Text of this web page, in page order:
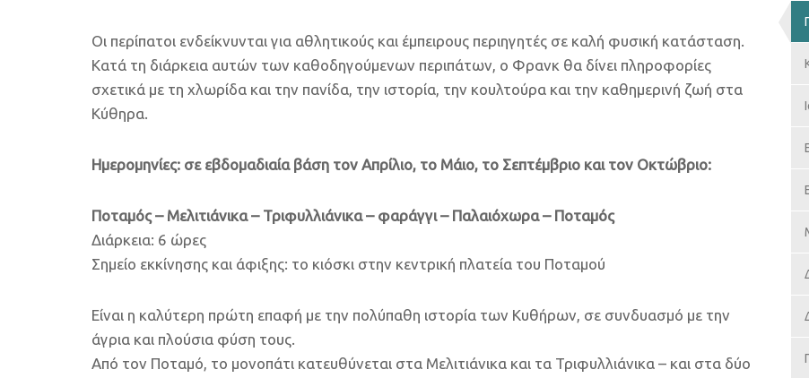
Οι περίπατοι ενδείκνυνται για αθλητικούς και έμπειρους περιηγητές σε καλή φυσική κατάσταση.
Κατά τη διάρκεια αυτών των καθοδηγούμενων περιπάτων, ο Φρανκ θα δίνει πληροφορίες
σχετικά με τη χλωρίδα και την πανίδα, την ιστορία, την κουλτούρα και την καθημερινή ζωή στα
Κύθηρα.
Ημερομηνίες: σε εβδομαδιαία βάση τον Απρίλιο, το Μάιο, το Σεπτέμβριο και τον Οκτώβριο:
Ποταμός – Μελιτιάνικα – Τριφυλλιάνικα – φαράγγι – Παλαιόχωρα – Ποταμός
Διάρκεια: 6 ώρες
Σημείο εκκίνησης και άφιξης: το κιόσκι στην κεντρική πλατεία του Ποταμού
Είναι η καλύτερη πρώτη επαφή με την πολύπαθη ιστορία των Κυθήρων, σε συνδυασμό με την
άγρια και πλούσια φύση τους.
Από τον Ποταμό, το μονοπάτι κατευθύνεται στα Μελιτιάνικα και τα Τριφυλλιάνικα – και στα δύο